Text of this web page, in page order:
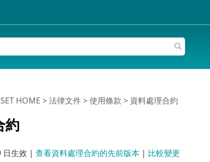
約
HOME >法律文件 >使用條款 > 資料處理合約
日生效 | 查看資料處理合約的先前版本| 比較變更